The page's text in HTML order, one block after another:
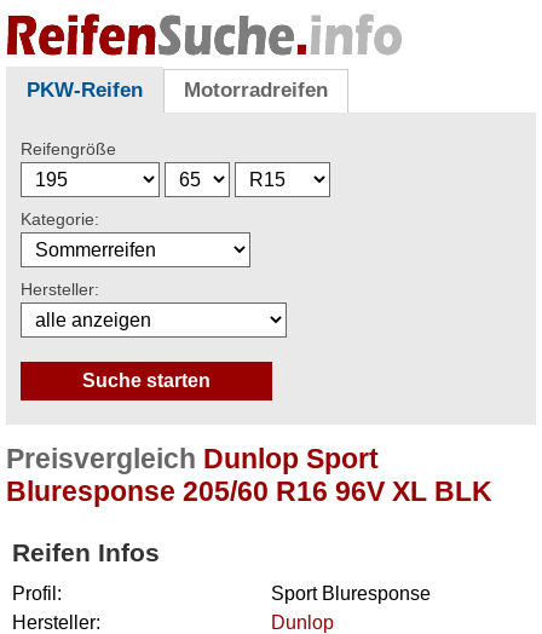
PKW-Reifen Motorradreifen
Reifengröße
Kategorie:
Hersteller:
Preisvergleich Dunlop Sport
Bluresponse 205/60 R16 96V XL BLK
Reifen Infos
Profil:
Sport Bluresponse
Hersteller:
Dunlop